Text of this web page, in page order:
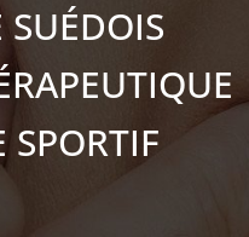
SUÉDOIS
SPORTIF